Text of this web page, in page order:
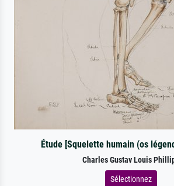
Étude [Squelette humain (os
Charles Gustav Louis
Sélectionnez